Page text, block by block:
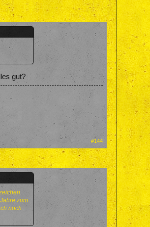
gut?
#144
zum
noch